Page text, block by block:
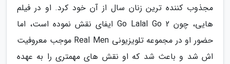
مجذوب کننده ترین زنان سال از آن خود کرد. او در فیلم
هایی، چون Go Lalal Go 2 ایفای نقش نموده است، اما
حضور او در مجموعه تلویزیونی Real Men موجب معروفیت
اش شد و باعث شد که او نقش های مهمتری را به عهده